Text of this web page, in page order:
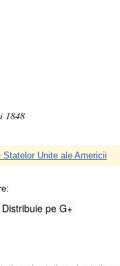
1848
Statelor Unite ale Americii
Distribuie pe G+